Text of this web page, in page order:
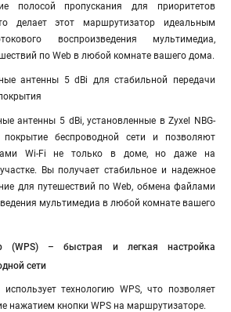
полосой пропускания для приоритетов
делает этот маршрутизатор идеальным
воспроизведения мультимедиа,
по Web в любой комнате вашего дома.
антенны 5 dBi для стабильной передачи
антенны 5 dBi, установленные в Zyxel NBG-
беспроводной сети и позволяют
Wi-Fi не только в доме, но даже на
Вы получает стабильное и надежное
для путешествий по Web, обмена файлами
мультимедиа в любой комнате вашего
(WPS) – быстрая и легкая настройка
сети
технологию WPS, что позволяет
нажатием кнопки WPS на маршрутизаторе.